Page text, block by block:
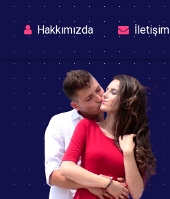
Hakkımızda İletişim